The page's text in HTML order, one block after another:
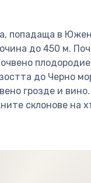
попадаща в
до 450 м.
до Черно
грозде и
склонове на